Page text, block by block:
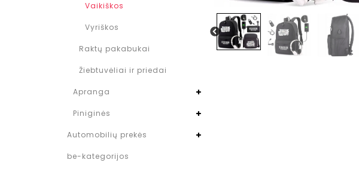
Vaikiškos
Vyriškos
Raktų pakabukai
Žiebtuvėliai ir priedai
Apranga
Piniginės
Automobilių prekės
be-kategorijos